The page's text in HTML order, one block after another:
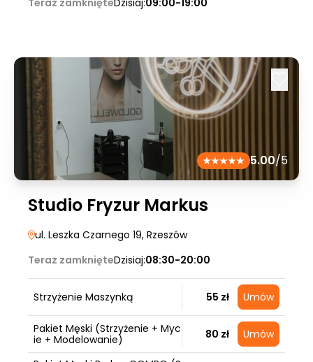
Teraz zamknięteDzisiaj:09:00-19:00
5.00/5
Studio Fryzur Markus
ul. Leszka Czarnego 19, Rzeszów
Teraz zamknięteDzisiaj:08:30-20:00
Strzyżenie Maszynką 55 zł Umów
Pakiet Męski (Strzyżenie + Myc
ie + Modelowanie)
80 zł Umów